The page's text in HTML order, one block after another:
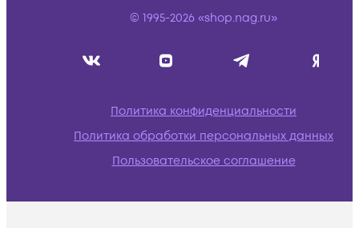
© 1995-2026 «shop.nag.ru»
Политика конфиденциальности
Политика обработки персональных данных
Пользовательское соглашение